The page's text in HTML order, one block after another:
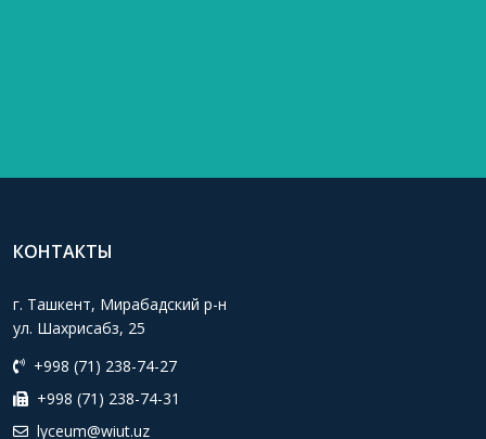
КОНТАКТЫ
г. Ташкент, Мирабадский р-н
ул. Шахрисабз, 25
+998 (71) 238-74-27
+998 (71) 238-74-31
lyceum@wiut.uz